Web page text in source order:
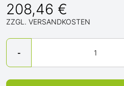
208,46 €
ZZGL. VERSANDKOSTEN
-
Menge